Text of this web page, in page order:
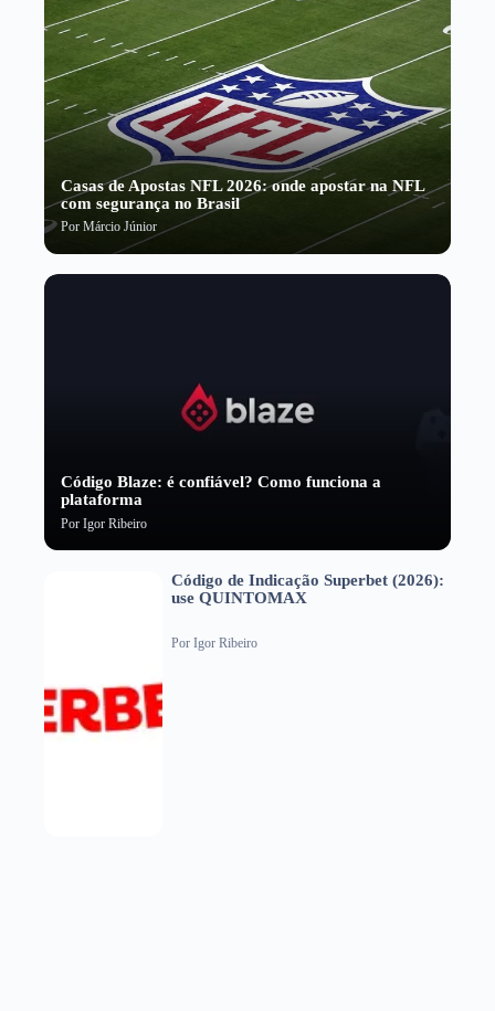
Casas de Apostas NFL 2026: onde apostar na NFL
com segurança no Brasil
Por Márcio Júnior
Código Blaze: é confiável? Como funciona a
plataforma
Por Igor Ribeiro
Código de Indicação Superbet (2026):
use QUINTOMAX
Por Igor Ribeiro